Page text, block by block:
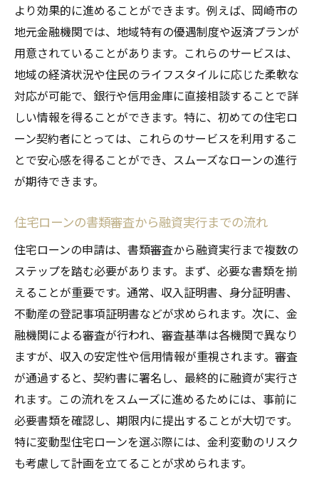
より効果的に進めることができます。例えば、岡崎市の
地元金融機関では、地域特有の優遇制度や返済プランが
用意されていることがあります。これらのサービスは、
地域の経済状況や住民のライフスタイルに応じた柔軟な
対応が可能で、銀行や信用金庫に直接相談することで詳
しい情報を得ることができます。特に、初めての住宅ロ
ーン契約者にとっては、これらのサービスを利用するこ
とで安心感を得ることができ、スムーズなローンの進行
が期待できます。
住宅ローンの書類審査から融資実行までの流れ
住宅ローンの申請は、書類審査から融資実行まで複数の
ステップを踏む必要があります。まず、必要な書類を揃
えることが重要です。通常、収入証明書、身分証明書、
不動産の登記事項証明書などが求められます。次に、金
融機関による審査が行われ、審査基準は各機関で異なり
ますが、収入の安定性や信用情報が重視されます。審査
が通過すると、契約書に署名し、最終的に融資が実行さ
れます。この流れをスムーズに進めるためには、事前に
必要書類を確認し、期限内に提出することが大切です。
特に変動型住宅ローンを選ぶ際には、金利変動のリスク
も考慮して計画を立てることが求められます。